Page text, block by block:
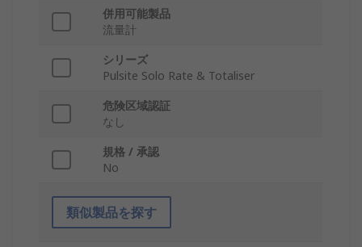
併用可能製品
流量計
シリーズ
Pulsite Solo Rate & Totaliser
危険区域認証
なし
規格 / 承認
No
類似製品を探す